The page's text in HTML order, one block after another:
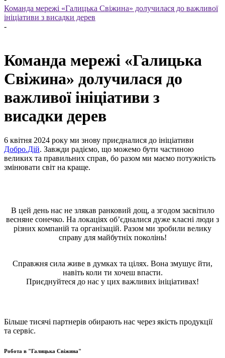
Команда мережі «Галицька Свіжина» долучилася до важливої
ініціативи з висадки дерев
-
Команда мережі «Галицька
Свіжина» долучилася до
важливої ініціативи з
висадки дерев
6 квітня 2024 року ми знову приєдналися до ініціативи
Добро.Дій. Завжди радіємо, що можемо бути частиною
великих та правильних справ, бо разом ми маємо потужність
змінювати світ на краще.
В цей день нас не злякав ранковий дощ, а згодом засвітило
весняне сонечко. На локаціях обʼєдналися дуже класні люди з
різних компаній та організацій. Разом ми зробили велику
справу для майбутніх поколінь!
Справжня сила живе в думках та цілях. Вона змушує йти,
навіть коли ти хочеш впасти.
Приєднуйтеся до нас у цих важливих ініціативах!
Більше тисячі партнерів обирають нас через якість продукції
та сервіс.
Робота в "Галицька Свіжина"